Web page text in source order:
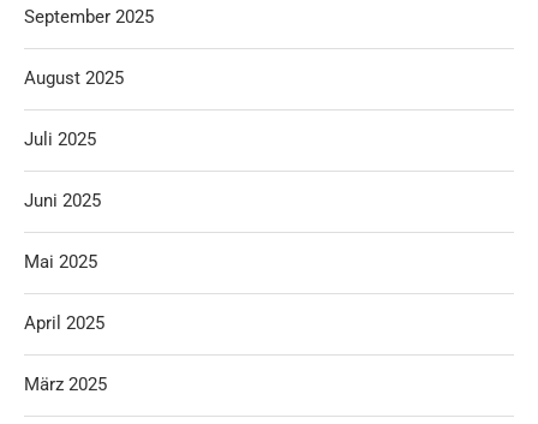
September 2025
August 2025
Juli 2025
Juni 2025
Mai 2025
April 2025
März 2025